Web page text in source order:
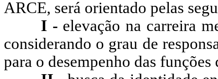
ARCE, será orientado pelas
I - elevação na carreira
considerando o grau de
para o desempenho das